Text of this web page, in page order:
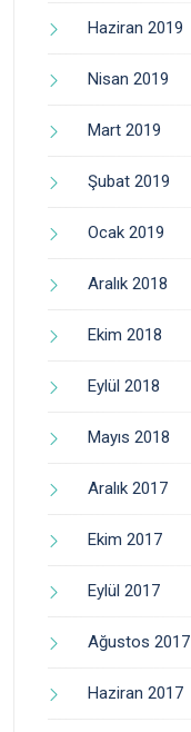
Haziran 2019
Nisan 2019
Mart 2019
Şubat 2019
Ocak 2019
Aralık 2018
Ekim 2018
Eylül 2018
Mayıs 2018
Aralık 2017
Ekim 2017
Eylül 2017
Ağustos 2017
Haziran 2017